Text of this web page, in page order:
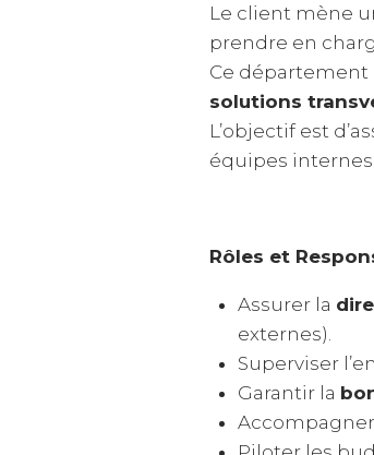
Le client mène
prendre en
Ce département
solutions
L’objectif est
équipes internes
Rôles et
Assurer la
externes).
Superviser
Garantir la